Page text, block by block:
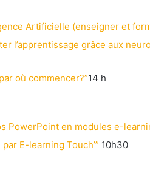
Artificielle (enseigner et
l’apprentissage grâce aux
où commencer?”14 h
PowerPoint en modules e-
E-learning Touch’” 10h30